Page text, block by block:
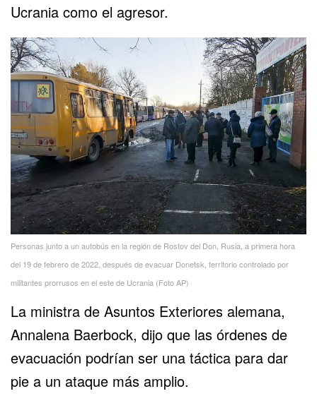
Ucrania como el agresor.
Personas junto a un autobús en la región de Rostov del Don, Rusia, a primera hora
del 19 de febrero de 2022, después de evacuar Donetsk, territorio controlado por
militantes prorrusos en el este de Ucrania (Foto AP)
La ministra de Asuntos Exteriores alemana,
Annalena Baerbock, dijo que las órdenes de
evacuación podrían ser una táctica para dar
pie a un ataque más amplio.